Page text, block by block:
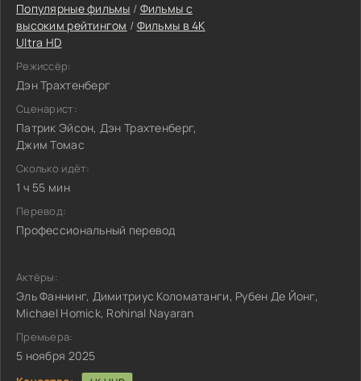
Популярные фильмы / Фильмы с
высоким рейтингом / Фильмы в 4K
Ultra HD
Режиссёр:
Дэн Трахтенберг
Сценарист:
Патрик Эйсон, Дэн Трахтенберг,
Джим Томас
Сколько идёт:
1 ч 55 мин
Перевод:
Профессиональный перевод
Актёры:
Эль Фаннинг, Димитриус Коломатанги, Рубен Де Йонг,
Michael Homick, Rohinal Nayaran
Премьера:
5 ноября 2025